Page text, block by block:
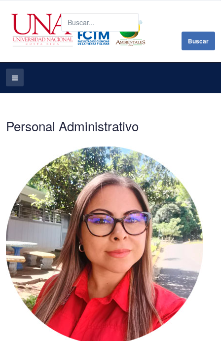
Buscar
Personal Administrativo